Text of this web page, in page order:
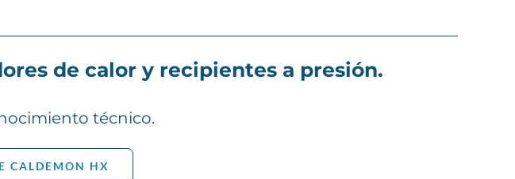
de calor y recipientes a presión.
técnico.
CALDEMON HX